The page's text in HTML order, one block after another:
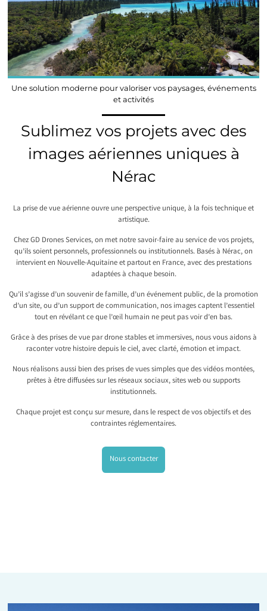
Une solution moderne pour valoriser vos paysages, événements
et activités
Sublimez vos projets avec des
images aériennes uniques à
Nérac
La prise de vue aérienne ouvre une perspective unique, à la fois technique et
artistique.
Chez GD Drones Services, on met notre savoir-faire au service de vos projets,
qu’ils soient personnels, professionnels ou institutionnels. Basés à Nérac, on
intervient en Nouvelle-Aquitaine et partout en France, avec des prestations
adaptées à chaque besoin.
Qu’il s’agisse d’un souvenir de famille, d’un événement public, de la promotion
d’un site, ou d’un support de communication, nos images captent l’essentiel
tout en révélant ce que l’œil humain ne peut pas voir d’en bas.
Grâce à des prises de vue par drone stables et immersives, nous vous aidons à
raconter votre histoire depuis le ciel, avec clarté, émotion et impact.
Nous réalisons aussi bien des prises de vues simples que des vidéos montées,
prêtes à être diffusées sur les réseaux sociaux, sites web ou supports
institutionnels.
Chaque projet est conçu sur mesure, dans le respect de vos objectifs et des
contraintes réglementaires.
Nous contacter